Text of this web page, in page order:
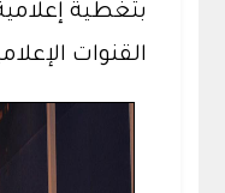
بتغطية
القنوات